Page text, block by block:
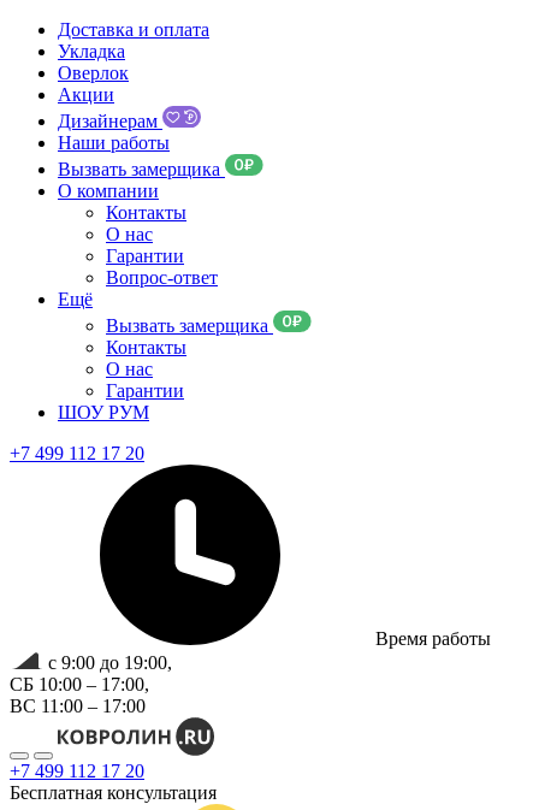
Доставка и оплата
Укладка
Оверлок
Акции
Дизайнерам
Наши работы
Вызвать замерщика
О компании
Контакты
О нас
Гарантии
Вопрос-ответ
Ещё
Вызвать замерщика
Контакты
О нас
Гарантии
ШОУ РУМ
+7 499 112 17 20
Время работы
с 9:00 до 19:00,
СБ 10:00 – 17:00,
ВС 11:00 – 17:00
+7 499 112 17 20
Бесплатная консультация